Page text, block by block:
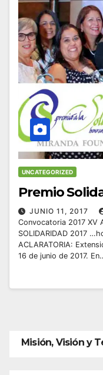
UNCATEGORIZED
Premio
JUNIO 11, 2017
Convocatoria 2017 XV
SOLIDARIDAD 2017
ACLARATORIA:
16 de junio de 2017.
Misión, Visión y